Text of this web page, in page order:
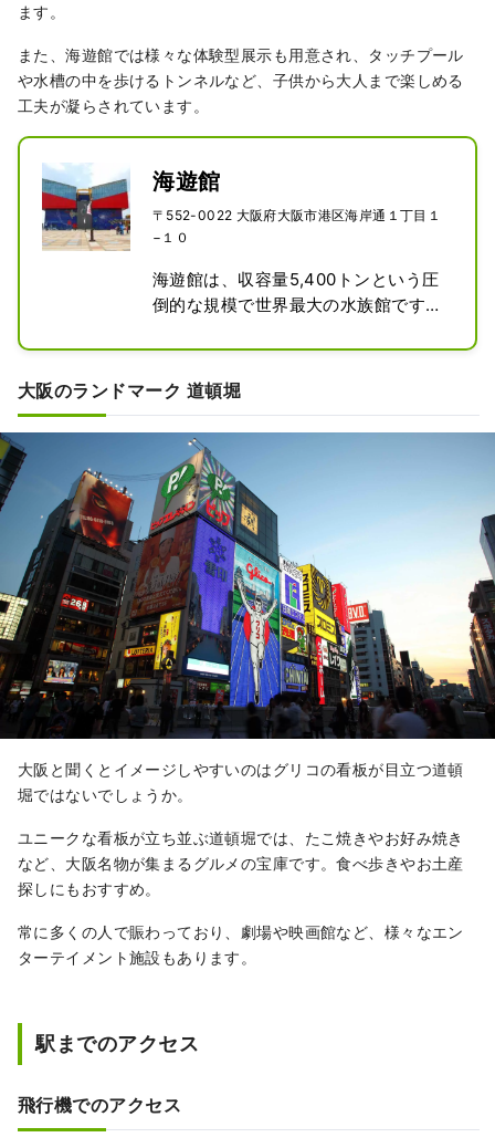
ます。
また、海遊館では様々な体験型展示も用意され、タッチプール
や水槽の中を歩けるトンネルなど、子供から大人まで楽しめる
工夫が凝らされています。
海遊館
〒552-0022 大阪府大阪市港区海岸通１丁目１
−１０
海遊館は、収容量5,400トンという圧
倒的な規模で世界最大の水族館です。
泳ぐ光景は必見です。チケットは
Klookを通じて簡単にオンラインで入
手可能です。
大阪の人気デートスポットとして知ら
れ、水族館と隣接する天保山大観覧車
もおすすめです。
美しい海の世界や大阪の素晴らしい景
色を楽しみながら、家族や友達と楽し
むことができます。
海の神秘的な体験が待っています。
大阪のランドマーク 道頓堀
大阪と聞くとイメージしやすいのはグリコの看板が目立つ道頓
堀ではないでしょうか。
ユニークな看板が立ち並ぶ道頓堀では、たこ焼きやお好み焼き
など、大阪名物が集まるグルメの宝庫です。食べ歩きやお土産
探しにもおすすめ。
常に多くの人で賑わっており、劇場や映画館など、様々なエン
ターテイメント施設もあります。
駅までのアクセス
飛行機でのアクセス